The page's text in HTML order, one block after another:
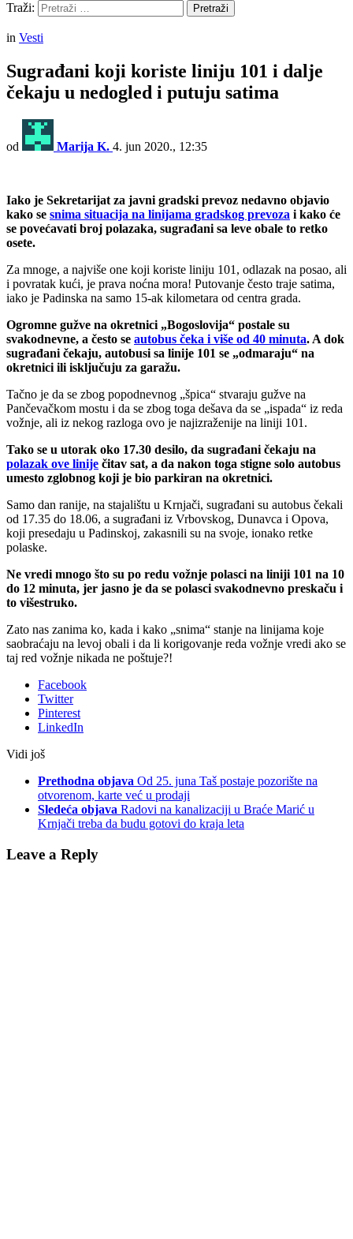
Traži:
Pretraži
in Vesti
Sugrađani koji koriste liniju 101 i dalje
čekaju u nedogled i putuju satima
od Marija K. 4. jun 2020., 12:35
Iako je Sekretarijat za javni gradski prevoz nedavno objavio
kako se snima situacija na linijama gradskog prevoza i kako će
se povećavati broj polazaka, sugrađani sa leve obale to retko
osete.
Za mnoge, a najviše one koji koriste liniju 101, odlazak na posao, ali
i povratak kući, je prava noćna mora! Putovanje često traje satima,
iako je Padinska na samo 15-ak kilometara od centra grada.
Ogromne gužve na okretnici „Bogoslovija“ postale su
svakodnevne, a često se autobus čeka i više od 40 minuta. A dok
sugrađani čekaju, autobusi sa linije 101 se „odmaraju“ na
okretnici ili isključuju za garažu.
Tačno je da se zbog popodnevnog „špica“ stvaraju gužve na
Pančevačkom mostu i da se zbog toga dešava da se „ispada“ iz reda
vožnje, ali iz nekog razloga ovo je najizraženije na liniji 101.
Tako se u utorak oko 17.30 desilo, da sugrađani čekaju na
polazak ove linije čitav sat, a da nakon toga stigne solo autobus
umesto zglobnog koji je bio parkiran na okretnici.
Samo dan ranije, na stajalištu u Krnjači, sugrađani su autobus čekali
od 17.35 do 18.06, a sugrađani iz Vrbovskog, Dunavca i Opova,
koji presedaju u Padinskoj, zakasnili su na svoje, ionako retke
polaske.
Ne vredi mnogo što su po redu vožnje polasci na liniji 101 na 10
do 12 minuta, jer jasno je da se polasci svakodnevno preskaču i
to višestruko.
Zato nas zanima ko, kada i kako „snima“ stanje na linijama koje
saobraćaju na levoj obali i da li korigovanje reda vožnje vredi ako se
taj red vožnje nikada ne poštuje?!
Facebook
Twitter
Pinterest
LinkedIn
Vidi još
Prethodna objava Od 25. juna Taš postaje pozorište na
otvorenom, karte već u prodaji
Sledeća objava Radovi na kanalizaciji u Braće Marić u
Krnjači treba da budu gotovi do kraja leta
Leave a Reply